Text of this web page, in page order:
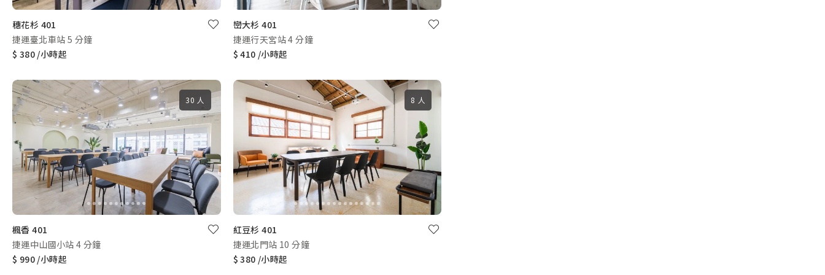
穗花杉 401
捷運臺北車站 5 分鐘
$ 380 /小時起
巒大杉 401
捷運行天宮站 4 分鐘
$ 410 /小時起
30 人
楓香 401
捷運中山國小站 4 分鐘
$ 990 /小時起
8 人
紅豆杉 401
捷運北門站 10 分鐘
$ 380 /小時起